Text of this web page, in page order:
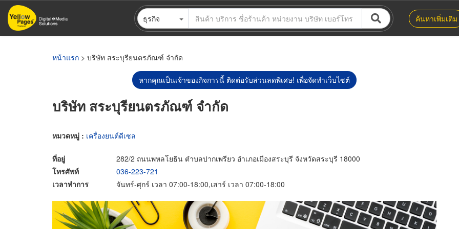
ข้าม
ไป
ธุรกิจ ค้นหาเพิ่มเติม
หน้าแรก > บริษัท สระบุรียนตรภัณฑ์ จำกัด
หากคุณเป็นเจ้าของกิจการนี้ ติดต่อรับส่วนลดพิเศษ! เพื่อจัดทำเว็บไซต์
บริษัท สระบุรียนตรภัณฑ์ จำกัด
หมวดหมู่ : เครื่องยนต์ดีเซล
ที่อยู่
282/2 ถนนพหลโยธิน ตำบลปากเพรียว อำเภอเมืองสระบุรี จังหวัดสระบุรี 18000
โทรศัพท์
036-223-721
เวลาทำการ
จันทร์-ศุกร์ เวลา 07:00-18:00,เสาร์ เวลา 07:00-18:00